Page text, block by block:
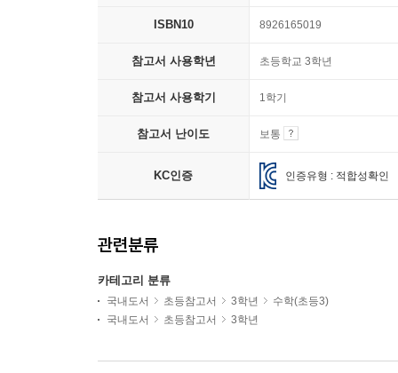
ISBN10 8926165019
참고서 사용학년 초등학교 3학년
참고서 사용학기 1학기
참고서 난이도 보통
KC인증 인증유형 : 적합성확인
관련분류
카테고리 분류
국내도서 초등참고서 3학년
수학(초등3)
국내도서
초등참고서 3학년